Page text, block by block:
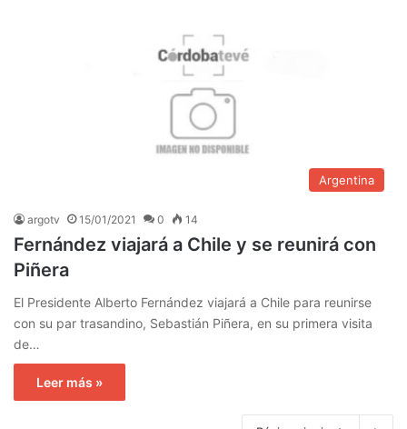
Argentina
argotv 15/01/2021 0 14
Fernández viajará a Chile y se reunirá con
Piñera
El Presidente Alberto Fernández viajará a Chile para reunirse
con su par trasandino, Sebastián Piñera, en su primera visita
de…
Leer más »